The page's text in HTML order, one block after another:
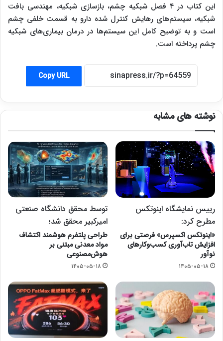
این کتاب در ۴ فصل شبکیه چشم، بازسازی شبکیه، مهندسی بافت
شبکیه، سیستم‌های رهایش کنترل شده دارو به قسمت خلفی چشم
است و به توضیح کامل این سیستم‌ها در درمان بیماری‌های شبکیه
چشم پرداخته است.
Copy URL
نوشته های مشابه
رییس نمایشگاه اینوتکس
مطرح کرد:
«اینوتکس اکسپرس» فرصتی برای
افزایش تاب‌آوری کسب‌وکارهای
نوآور
۱۴۰۵-۰۵-۱۸
توسط محقق دانشگاه صنعتی
امیرکبیر محقق شد؛
طراحی پلتفرم هوشمند اکتشاف
مواد معدنی مبتنی بر
هوش‌مصنوعی
۱۴۰۵-۰۵-۱۸